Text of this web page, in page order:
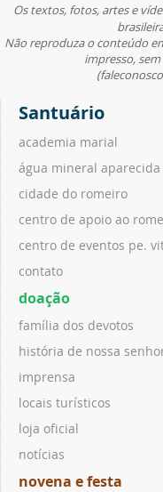
Os textos, fotos, artes e
Não reproduza o conteúdo
impresso,
Santuário
academia marial
água mineral aparecida
cidade do romeiro
centro de apoio ao
centro de eventos pe.
contato
doação
família dos devotos
história de nossa
imprensa
locais turísticos
loja oficial
notícias
novena e festa